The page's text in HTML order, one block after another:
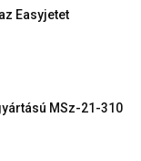
Easyjetet
MSz-21-310